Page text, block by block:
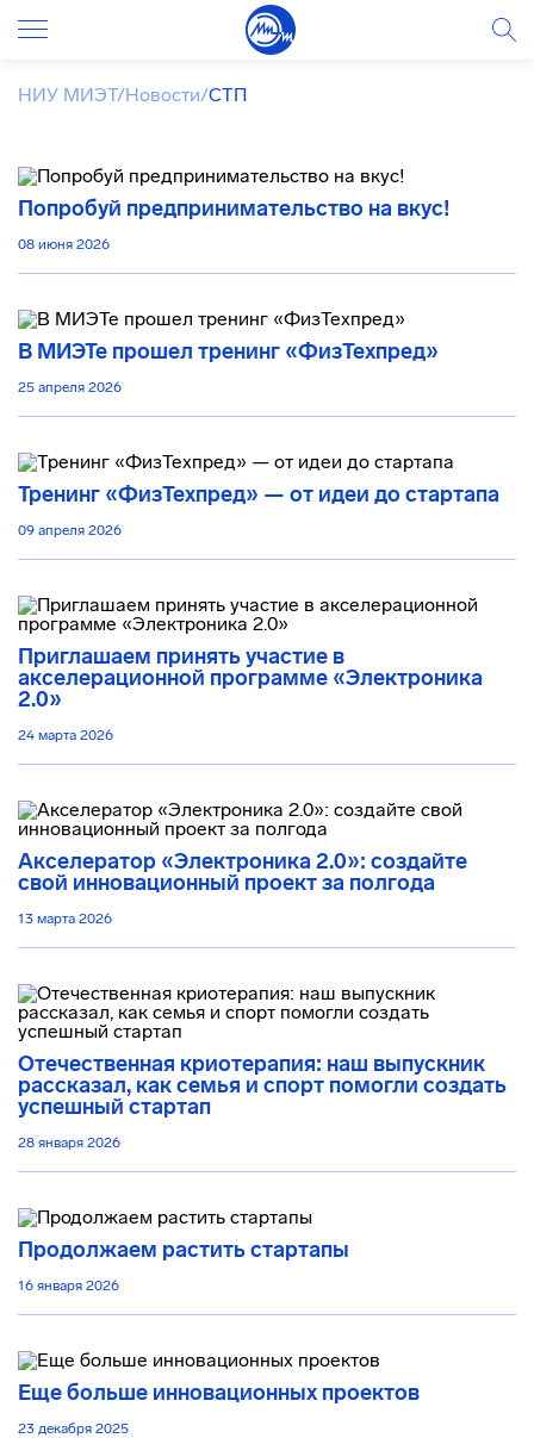
НИУ МИЭТ/Новости/СТП
Попробуй предпринимательство на вкус!
08 июня 2026
В МИЭТе прошел тренинг «ФизТехпред»
25 апреля 2026
Тренинг «ФизТехпред» — от идеи до стартапа
09 апреля 2026
Приглашаем принять участие в
акселерационной программе «Электроника
2.0»
24 марта 2026
Акселератор «Электроника 2.0»: создайте
свой инновационный проект за полгода
13 марта 2026
Отечественная криотерапия: наш выпускник
рассказал, как семья и спорт помогли создать
успешный стартап
28 января 2026
Продолжаем растить стартапы
16 января 2026
Еще больше инновационных проектов
23 декабря 2025